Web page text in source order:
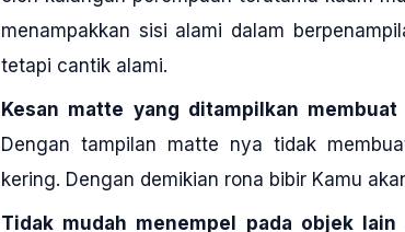
menampakkan sisi alami dalam
tetapi cantik alami.
Kesan matte yang ditampilkan
Dengan tampilan matte nya tidak
kering. Dengan demikian rona bibir Kamu
Tidak mudah menempel pada objek